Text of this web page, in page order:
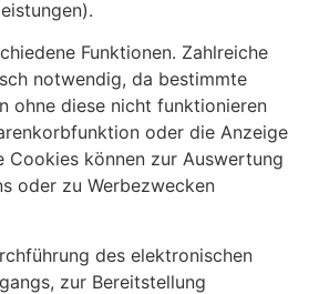
Funktionen. Zahlreiche
notwendig, da bestimmte
ohne diese nicht funktionieren
oder die Anzeige
Cookies können zur Auswertung
oder zu Werbezwecken
des elektronischen
zur Bereitstellung